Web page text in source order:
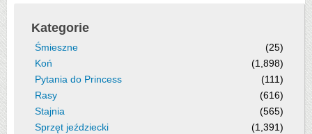
Kategorie
Śmieszne
(25)
Koń
(1,898)
Pytania do Princess
(111)
Rasy
(616)
Stajnia
(565)
Sprzęt jeździecki
(1,391)